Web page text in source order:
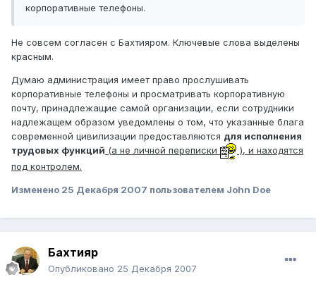
корпоративные телефоны.
Не совсем согласен с Бахтияром. Ключевые слова выделены
красным.
Думаю администрация имеет право прослушивать
корпоративные телефоны и просматривать корпоративную
почту, принадлежащие самой организации, если сотрудники
надлежащем образом уведомлены о том, что указанные блага
современной цивилизации предоставляются для исполнения
трудовых функций (а не личной переписки
), и находятся
под контролем.
Изменено 25 Декабря 2007 пользователем John Doe
Бахтияр
Опубликовано 25 Декабря 2007